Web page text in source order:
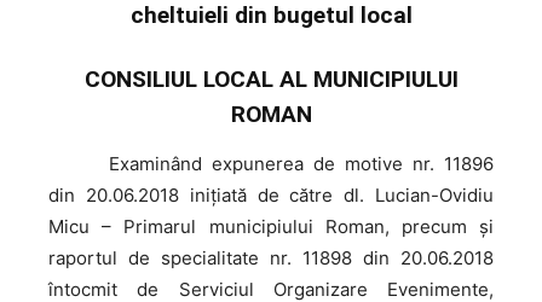
cheltuieli din bugetul local
CONSILIUL LOCAL AL MUNICIPIULUI
ROMAN
Examinând expunerea de motive nr. 11896
din 20.06.2018 iniţiată de către dl. Lucian-Ovidiu
Micu – Primarul municipiului Roman, precum şi
raportul de specialitate nr. 11898 din 20.06.2018
întocmit de Serviciul Organizare Evenimente,